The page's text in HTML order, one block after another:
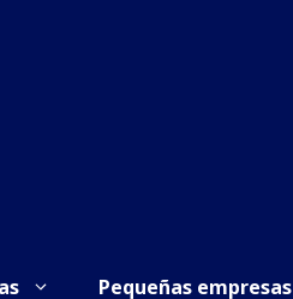
Pequeñas empresas